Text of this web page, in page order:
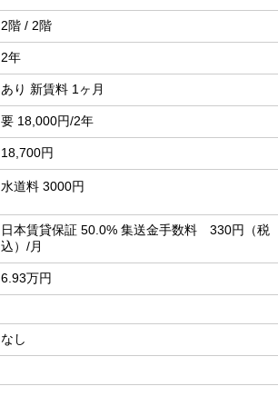
2階 / 2階
2年
あり 新賃料 1ヶ月
要 18,000円/2年
18,700円
水道料 3000円
日本賃貸保証 50.0% 集送金手数料 330円（税
込）/月
6.93万円
なし